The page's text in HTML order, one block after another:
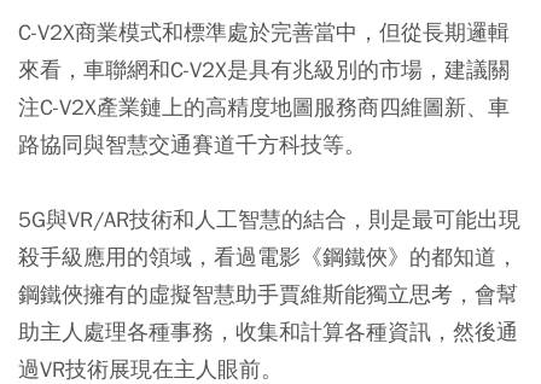
C-V2X商業模式和標準處於完善當中，但從長期邏輯
來看，車聯網和C-V2X是具有兆級別的市場，建議關
注C-V2X產業鏈上的高精度地圖服務商四維圖新、車
路協同與智慧交通賽道千方科技等。
5G與VR/AR技術和人工智慧的結合，則是最可能出現
殺手級應用的領域，看過電影《鋼鐵俠》的都知道，
鋼鐵俠擁有的虛擬智慧助手賈維斯能獨立思考，會幫
助主人處理各種事務，收集和計算各種資訊，然後通
過VR技術展現在主人眼前。